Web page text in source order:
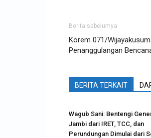
Berita sebelumya
Korem 071/
Penanggulangan
BERITA TERKAIT
Wagub Sani: Bentengi
Jambi dari IRET, TCC, dan
Perundungan Dimulai dari